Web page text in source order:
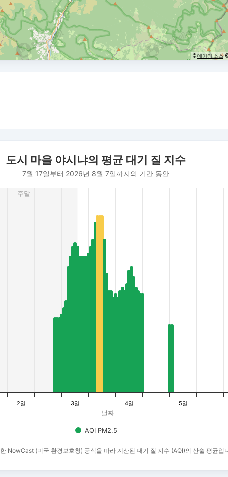
©데이터 소스
기간 동안
Data ranges from 15 to 52.
NowCast (미국 환경보호청) 공식을 따라 계산된 대기 질 지수 (AQI)의 산술 평균입
주말
날짜
도시 마을 야시냐의 평균 대기 질 지수
7월 17일부터 2026년 8월 7일까지의 기간 동안
AQI PM2.5
2일 3일 4일 5일